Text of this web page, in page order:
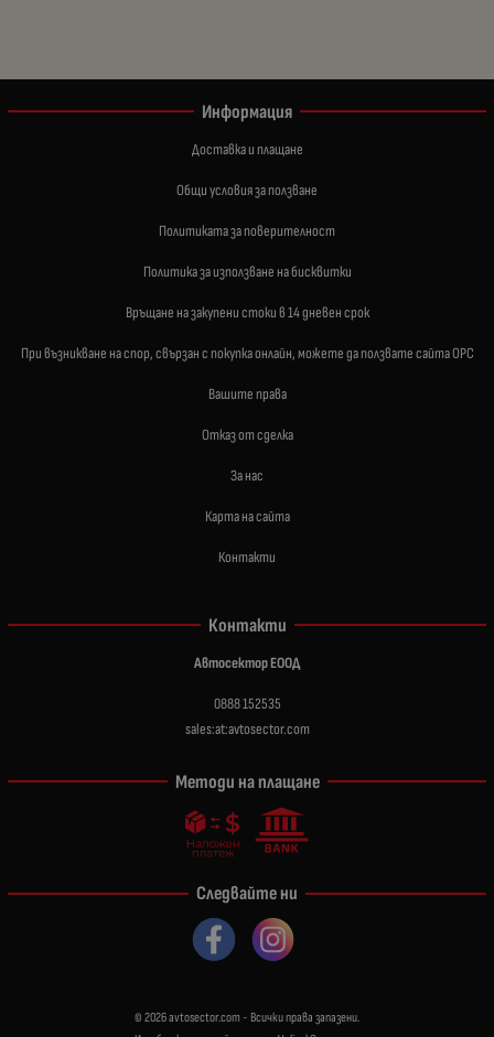
Информация
Доставка и плащане
Общи условия за ползване
Политиката за поверителност
Политика за използване на бисквитки
Връщане на закупени стоки в 14 дневен срок
При възникване на спор, свързан с покупка онлайн, можете да ползвате сайта ОРС
Вашите права
Отказ от сделка
За нас
Карта на сайта
Контакти
Контакти
Автосектор ЕООД
0888 152535
sales:at:avtosector.com
Методи на плащане
Следвайте ни
© 2026avtosector.com - Всички права запазени.